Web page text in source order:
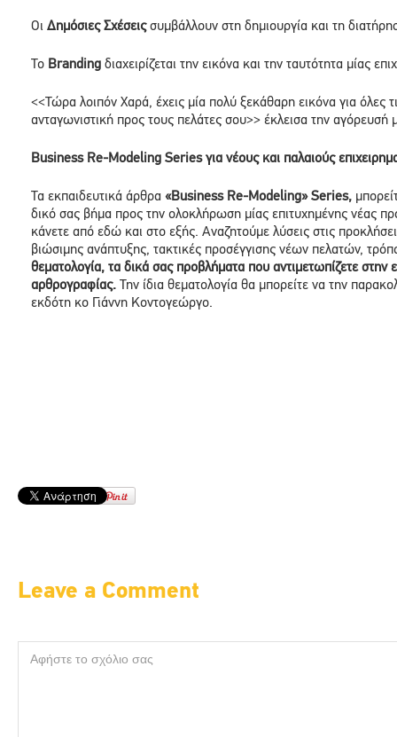
Οι Δημόσιες Σχέσειςσυμβάλλουν στη δημιουργία και τη
Το Branding διαχειρίζεται την εικόνα και την ταυτότητα μίας
<<Τώρα λοιπόν Χαρά, έχεις μία πολύ ξεκάθαρη εικόνα για όλες
ανταγωνιστική προς τους πελάτες σου>> έκλεισα την
Business Re-Modeling Series για νέους και παλαιούς
Τα εκπαιδευτικά άρθρα «Business Re-Modeling» Series,
δικό σας βήμα προς την ολοκλήρωση μίας επιτυχημένης νέας
κάνετε από εδώ και στο εξής. Αναζητούμε λύσεις στις
βιώσιμης ανάπτυξης, τακτικές προσέγγισης νέων πελατών,
θεματολογία, τα δικά σας προβλήματα που αντιμετωπίζετε
αρθρογραφίας. Την ίδια θεματολογία θα μπορείτε να την
εκδότη κο Γιάννη Κοντογεώργο.
Leave a Comment